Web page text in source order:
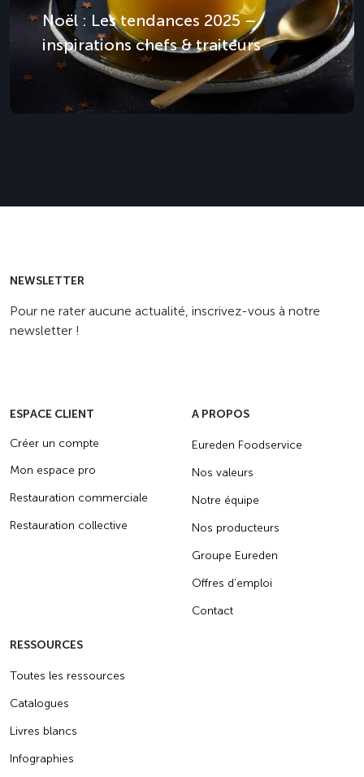
Noël : Les tendances 2025 –
inspirations chefs & traiteurs
NEWSLETTER
Pour ne rater aucune actualité, inscrivez-vous à notre
newsletter !
ESPACE CLIENT
Créer un compte
Mon espace pro
Restauration commerciale
Restauration collective
A PROPOS
Eureden Foodservice
Nos valeurs
Notre équipe
Nos producteurs
Groupe Eureden
Offres d’emploi
Contact
RESSOURCES
Toutes les ressources
Catalogues
Livres blancs
Infographies